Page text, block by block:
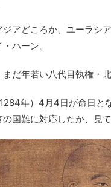
アどころか、ユーラシ
ハーン。
だ年若い八代目執権・北
年）4月4日が命日と
国難に対応したか、見て